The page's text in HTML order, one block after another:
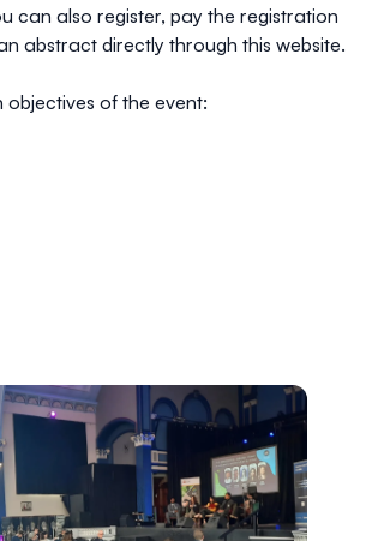
can also register, pay the registration
abstract directly through this website.
objectives of the event: